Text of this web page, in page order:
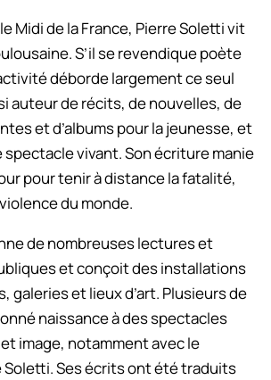
Midi de la France, Pierre Soletti vit
S’il se revendique poète
déborde largement ce seul
auteur de récits, de nouvelles, de
et d’albums pour la jeunesse, et
spectacle vivant. Son écriture manie
pour tenir à distance la fatalité,
du monde.
de nombreuses lectures et
et conçoit des installations
galeries et lieux d’art. Plusieurs de
naissance à des spectacles
image, notamment avec le
Soletti. Ses écrits ont été traduits